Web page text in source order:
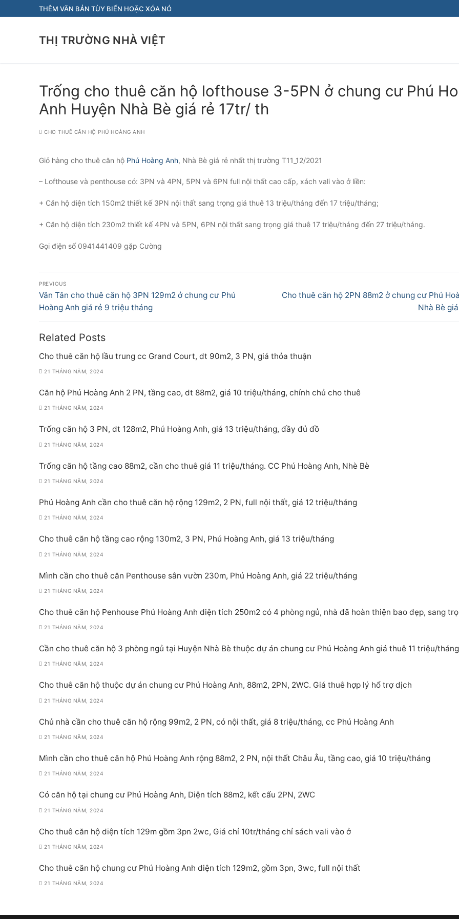
đến
THÊM VĂN BẢN TÙY BIẾN HOẶC XÓA NÓ
THỊ TRƯỜNG NHÀ VIỆT
Trống cho thuê căn hộ lofthouse 3-5PN ở chung cư Phú
Anh Huyện Nhà Bè giá rẻ 17tr/ th
CHO THUÊ CĂN HỘ PHÚ HOÀNG ANH
Giỏ hàng cho thuê căn hộ Phú Hoàng Anh, Nhà Bè giá rẻ nhất thị trường T11_12/2021
– Lofthouse và penthouse có: 3PN và 4PN, 5PN và 6PN full nội thất cao cấp, xách vali vào ở liền:
+ Căn hộ diện tích 150m2 thiết kế 3PN nội thất sang trọng giá thuê 13 triệu/tháng đến 17 triệu/tháng;
+ Căn hộ diện tích 230m2 thiết kế 4PN và 5PN, 6PN nội thất sang trọng giá thuê 17 triệu/tháng đến 27 triệu/tháng.
Gọi điện số 0941441409 gặp Cường
Điều
hướng
bài
viết
PREVIOUS
Previous
post:
Văn Tân cho thuê căn hộ 3PN 129m2 ở chung cư Phú
Hoàng Anh giá rẻ 9 triệu tháng
Next
Cho thuê căn hộ 2PN 88m2 ở chung cư Phú
Nhà Bè
Related Posts
Cho thuê căn hộ lầu trung cc Grand Court, dt 90m2, 3 PN, giá thỏa thuận
21 THÁNG NĂM, 2024
Căn hộ Phú Hoàng Anh 2 PN, tầng cao, dt 88m2, giá 10 triệu/tháng, chính chủ cho thuê
21 THÁNG NĂM, 2024
Trống căn hộ 3 PN, dt 128m2, Phú Hoàng Anh, giá 13 triệu/tháng, đầy đủ đồ
21 THÁNG NĂM, 2024
Trống căn hộ tầng cao 88m2, cần cho thuê giá 11 triệu/tháng. CC Phú Hoàng Anh, Nhè Bè
21 THÁNG NĂM, 2024
Phú Hoàng Anh cần cho thuê căn hộ rộng 129m2, 2 PN, full nội thất, giá 12 triệu/tháng
21 THÁNG NĂM, 2024
Cho thuê căn hộ tầng cao rộng 130m2, 3 PN, Phú Hoàng Anh, giá 13 triệu/tháng
21 THÁNG NĂM, 2024
Mình cần cho thuê căn Penthouse sân vườn 230m, Phú Hoàng Anh, giá 22 triệu/tháng
21 THÁNG NĂM, 2024
Cho thuê căn hộ Penhouse Phú Hoàng Anh diện tích 250m2 có 4 phòng ngủ, nhà đã hoàn thiện bao đẹp, sang
21 THÁNG NĂM, 2024
Cần cho thuê căn hộ 3 phòng ngủ tại Huyện Nhà Bè thuộc dự án chung cư Phú Hoàng Anh giá thuê 11 triệu/tháng
21 THÁNG NĂM, 2024
Cho thuê căn hộ thuộc dự án chung cư Phú Hoàng Anh, 88m2, 2PN, 2WC. Giá thuê hợp lý hổ trợ dịch
21 THÁNG NĂM, 2024
Chủ nhà cần cho thuê căn hộ rộng 99m2, 2 PN, có nội thất, giá 8 triệu/tháng, cc Phú Hoàng Anh
21 THÁNG NĂM, 2024
Mình cần cho thuê căn hộ Phú Hoàng Anh rộng 88m2, 2 PN, nội thất Châu Âu, tầng cao, giá 10 triệu/tháng
21 THÁNG NĂM, 2024
Có căn hộ tại chung cư Phú Hoàng Anh, Diện tích 88m2, kết cấu 2PN, 2WC
21 THÁNG NĂM, 2024
Cho thuê căn hộ diện tích 129m gồm 3pn 2wc, Giá chỉ 10tr/tháng chỉ sách vali vào ở
21 THÁNG NĂM, 2024
Cho thuê căn hộ chung cư Phú Hoàng Anh diện tích 129m2, gồm 3pn, 3wc, full nội thất
21 THÁNG NĂM, 2024